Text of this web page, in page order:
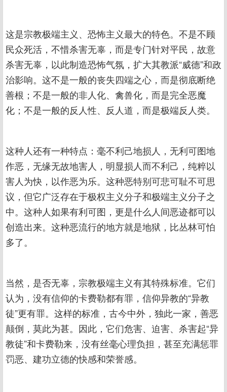
这是宗教极端主义、恐怖主义最大的特色。不是不顾
民众死活，不惜杀害无辜，而是专门针对平民，故意
杀害无辜，以此制造恐怖气氛，扩大其教派“威德”和政
治影响。这不是一般的丧失四端之心，而是彻底断绝
善根；不是一般的非人化、禽兽化，而是完全恶魔
化；不是一般的反人性、反人道，而是极端反人类。
这种人还有一种特点：毫不利己地损人，无利可图地
作恶，无缘无故地害人，明显损人而不利己，纯粹以
害人为快，以作恶为乐。这种恶特别可悲可耻不可思
议，但它广泛存在于极权主义分子和极端主义分子之
中。这种人如果有利可图，更是什么人间恶迹都可以
创造出来。这种恶流行的地方就是地狱，比丛林可怕
多了。
当然，是否无辜，宗教极端主义有其特殊标准。它们
认为，没有信仰的卡费勒都有罪，信仰异教的“异教
徒”更有罪。这样的标准，古今中外，独此一家，善恶
颠倒，莫此为甚。因此，它们危害、迫害、杀害起“异
教徒”和卡费勒来，没有丝毫心理负担，甚至充满惩罪
罚恶、建功立德的快感和荣誉感。